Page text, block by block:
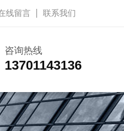
线留言 联系我们
咨询热线
13701143136